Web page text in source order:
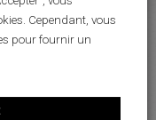
Cependant, vous
pour fournir un